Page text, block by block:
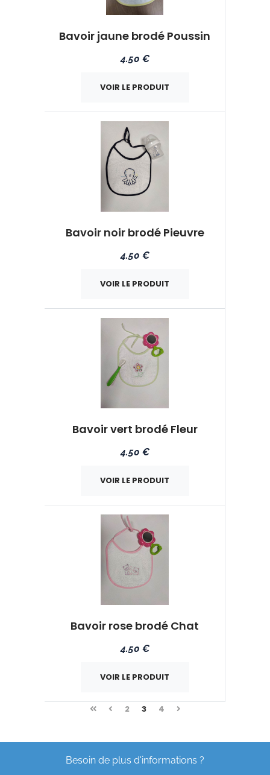
Bavoir jaune brodé Poussin
4.50 €
VOIR LE PRODUIT
Bavoir noir brodé Pieuvre
4.50 €
VOIR LE PRODUIT
Bavoir vert brodé Fleur
4.50 €
VOIR LE PRODUIT
Bavoir rose brodé Chat
4.50 €
VOIR LE PRODUIT
Précédent
Précédent
2 3 4 Suivant
Besoin de plus d'informations ?